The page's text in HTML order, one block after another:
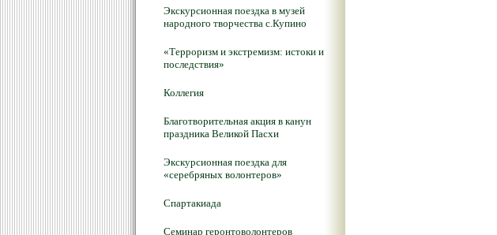
Экскурсионная поездка в музей
народного творчества с.Купино
«Терроризм и экстремизм: истоки и
последствия»
Коллегия
Благотворительная акция в канун
праздника Великой Пасхи
Экскурсионная поездка для
«серебряных волонтеров»
Спартакиада
Семинар геронтоволонтеров